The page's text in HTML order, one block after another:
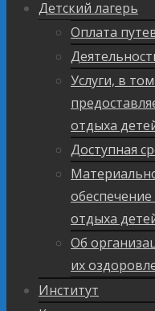
Детский лагерь
Оплата
Услуги, в
отдыха
Доступная
отдыха
Об
их
Институт